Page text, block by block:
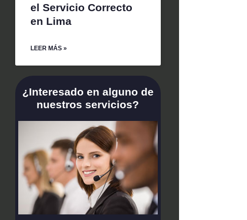
el Servicio Correcto
en Lima
LEER MÁS »
¿Interesado en alguno de
nuestros servicios?